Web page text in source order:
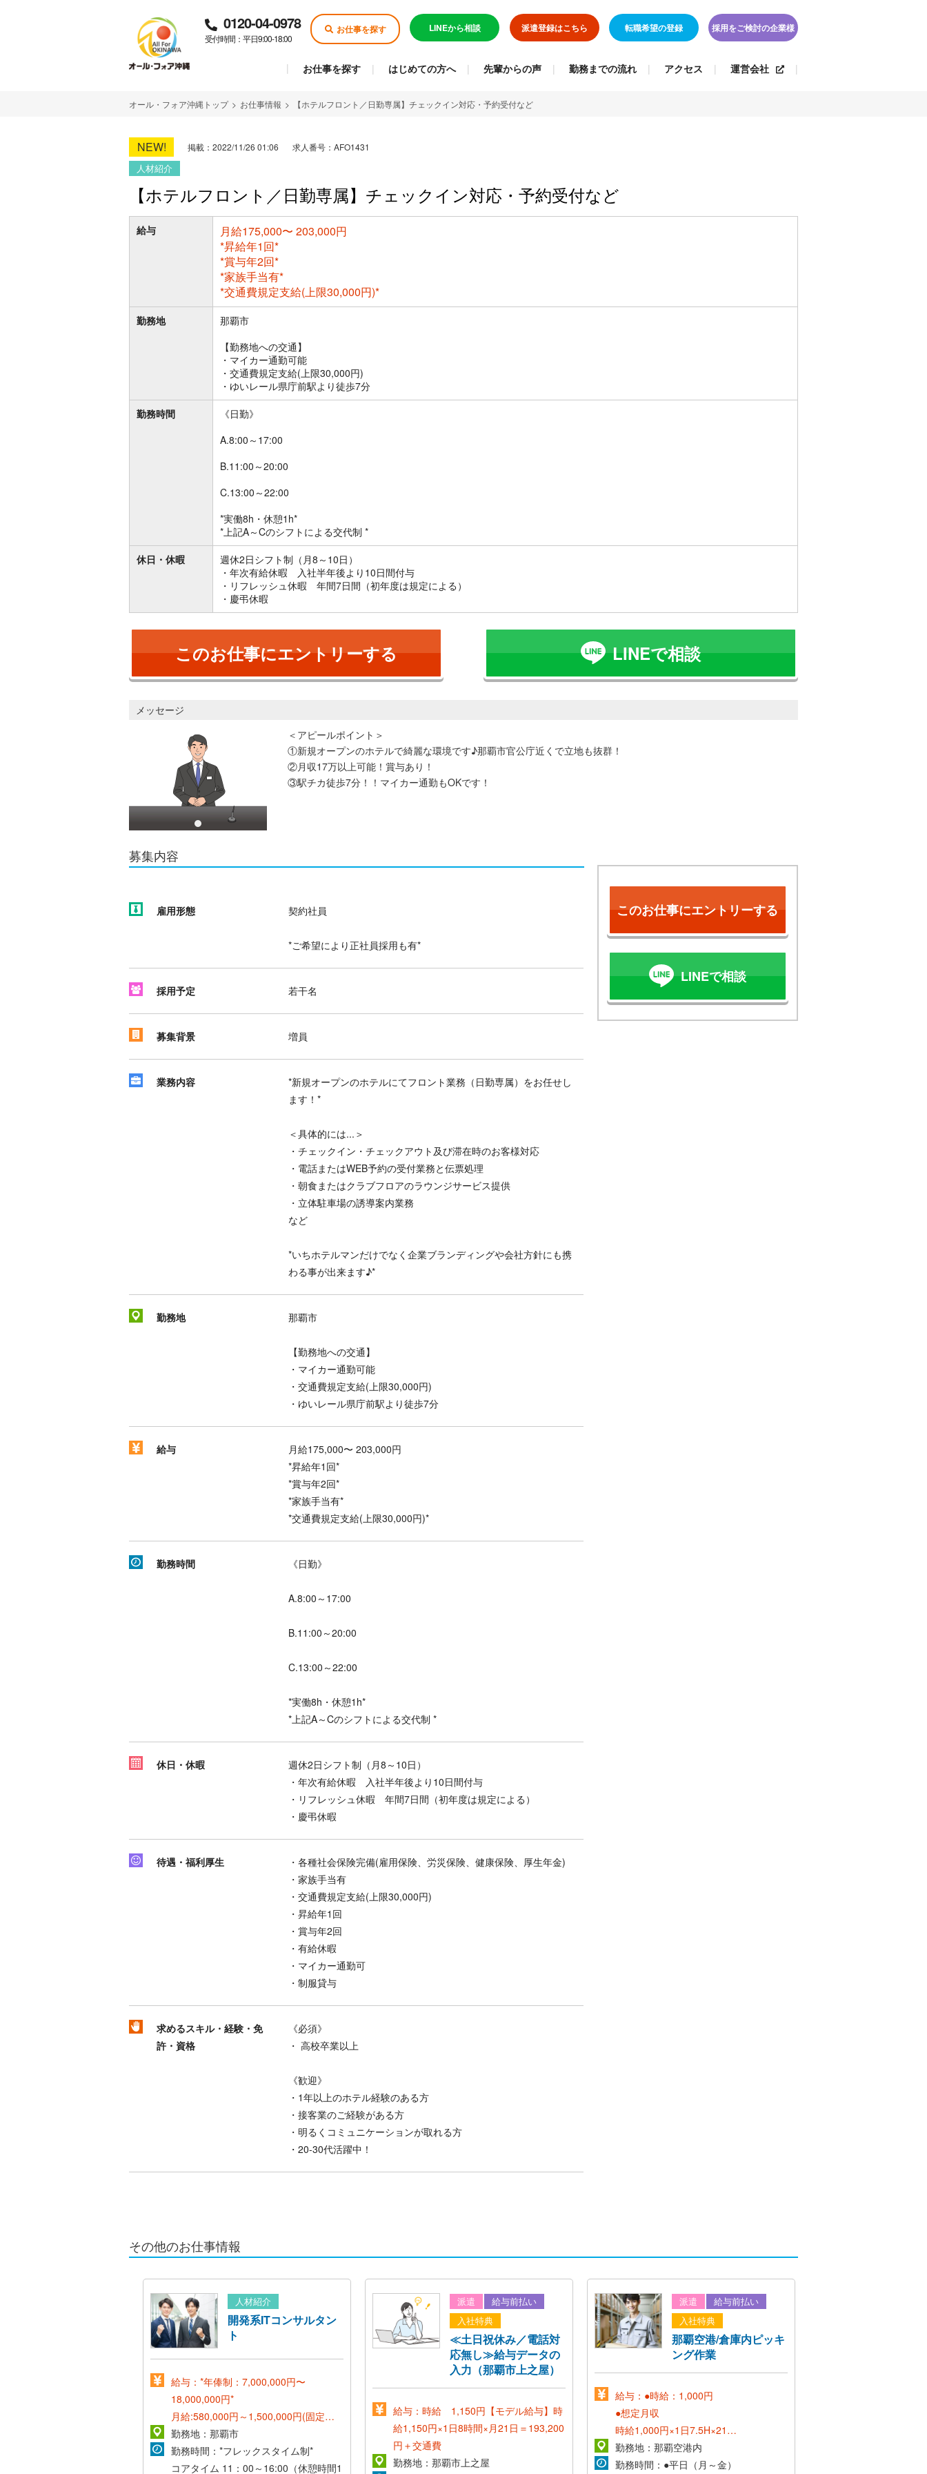
0120-04-0978
受付時間：平日9:00-18:00
お仕事を探す LINEから相談 派遣登録はこちら 転職希望の登録 採用をご検討の企業様
お仕事を探す はじめての方へ 先輩からの声 勤務までの流れ アクセス 運営会社
オール・フォア沖縄トップ > お仕事情報 > 【ホテルフロント／日勤専属】チェックイン対応・予約受付など
NEW! 掲載：2022/11/26 01:06 求人番号：AFO1431
人材紹介
【ホテルフロント／日勤専属】チェックイン対応・予約受付など
給与
月給175,000〜 203,000円
*昇給年1回*
*賞与年2回*
*家族手当有*
*交通費規定支給(上限30,000円)*
勤務地
那覇市
【勤務地への交通】
・マイカー通勤可能
・交通費規定支給(上限30,000円)
・ゆいレール県庁前駅より徒歩7分
勤務時間
《日勤》
A.8:00～17:00
B.11:00～20:00
C.13:00～22:00
*実働8h・休憩1h*
*上記A～Cのシフトによる交代制 *
休日・休暇
週休2日シフト制（月8～10日）
・年次有給休暇 入社半年後より10日間付与
・リフレッシュ休暇 年間7日間（初年度は規定による）
・慶弔休暇
このお仕事にエントリーする LINEで相談
メッセージ
＜アピールポイント＞
①新規オープンのホテルで綺麗な環境です♪那覇市官公庁近くで立地も抜群！
②月収17万以上可能！賞与あり！
③駅チカ徒歩7分！！マイカー通勤もOKです！
募集内容
雇用形態 契約社員
*ご希望により正社員採用も有*
採用予定 若干名
募集背景 増員
業務内容
*新規オープンのホテルにてフロント業務（日勤専属）をお任せし
ます！*
＜具体的には...＞
・チェックイン・チェックアウト及び滞在時のお客様対応
・電話またはWEB予約の受付業務と伝票処理
・朝食またはクラブフロアのラウンジサービス提供
・立体駐車場の誘導案内業務
など
*いちホテルマンだけでなく企業ブランディングや会社方針にも携
わる事が出来ます♪*
勤務地 那覇市
【勤務地への交通】
・マイカー通勤可能
・交通費規定支給(上限30,000円)
・ゆいレール県庁前駅より徒歩7分
給与
月給175,000〜 203,000円
*昇給年1回*
*賞与年2回*
*家族手当有*
*交通費規定支給(上限30,000円)*
勤務時間 《日勤》
A.8:00～17:00
B.11:00～20:00
C.13:00～22:00
*実働8h・休憩1h*
*上記A～Cのシフトによる交代制 *
休日・休暇
週休2日シフト制（月8～10日）
・年次有給休暇 入社半年後より10日間付与
・リフレッシュ休暇 年間7日間（初年度は規定による）
・慶弔休暇
待遇・福利厚生
・各種社会保険完備(雇用保険、労災保険、健康保険、厚生年金)
・家族手当有
・交通費規定支給(上限30,000円)
・昇給年1回
・賞与年2回
・有給休暇
・マイカー通勤可
・制服貸与
求めるスキル・経験・免
許・資格
《必須》
・ 高校卒業以上
《歓迎》
・1年以上のホテル経験のある方
・接客業のご経験がある方
・明るくコミュニケーションが取れる方
・20-30代活躍中！
このお仕事にエントリーする
LINEで相談
その他のお仕事情報
人材紹介
開発系ITコンサルタン
ト
給与：*年俸制：7,000,000円〜
18,000,000円*
月給:580,000円～1,500,000円(固定残
業手当含む)基本給:500,000～
1,300,000円
勤務地：那覇市
勤務時間：*フレックスタイム制*
コアタイム 11：00～16:00（休憩時間1
派遣
給与前払い
入社特典
≪土日祝休み／電話対
応無し≫給与データの
入力（那覇市上之屋）
給与：時給 1,150円【モデル給与】時
給1,150円×1日8時間×月21日＝193,200
円＋交通費
勤務地：那覇市上之屋
派遣
給与前払い
入社特典
那覇空港/倉庫内ピッキ
ング作業
給与：●時給：1,000円
●想定月収
時給1,000円×1日7.5H×21日
＝157,500円＋交通費
勤務地：那覇空港内
勤務時間：●平日（月～金）